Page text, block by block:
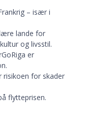
– især i
lande for
og livsstil.
er
risikoen for skader
flytteprisen.